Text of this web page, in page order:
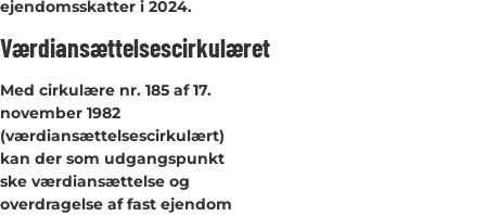
ejendomsskatter i 2024.
Værdiansættelsescirkulæret
Med cirkulære nr. 185 af 17.
november 1982
(værdiansættelsescirkulært)
kan der som udgangspunkt
ske værdiansættelse og
overdragelse af fast ejendom